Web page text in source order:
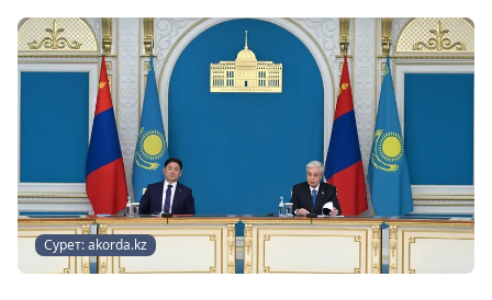
Сурет: akorda.kz